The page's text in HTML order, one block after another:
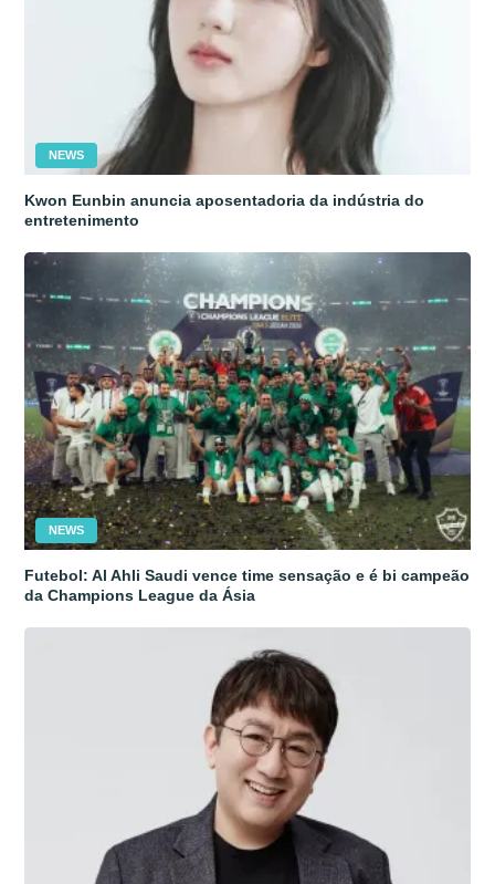
NEWS
Kwon Eunbin anuncia aposentadoria da indústria do
entretenimento
NEWS
Futebol: Al Ahli Saudi vence time sensação e é bi campeão
da Champions League da Ásia